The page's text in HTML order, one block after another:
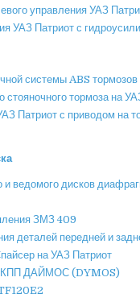
управления УАЗ
УАЗ Патриот с
системы ABS
стояночного тормоза на
Патриот с приводом на
и ведомого дисков
ЗМЗ 409
деталей передней и
на УАЗ Патриот
КПП ДАЙМОС (DYMOS)